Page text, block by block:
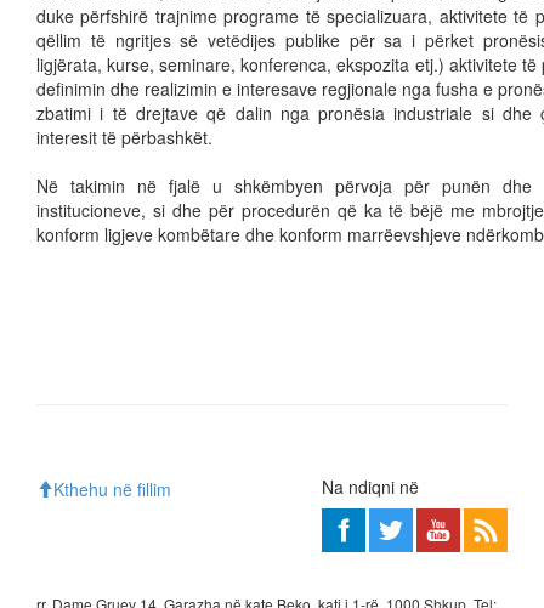
duke përfshirë trajnime programe të specializuara, aktivitete të
qëllim të ngritjes së vetëdijes publike për sa i përket
ligjërata, kurse, seminare, konferenca, ekspozita etj.) aktivitete të
definimin dhe realizimin e interesave regjionale nga fusha e
zbatimi i të drejtave që dalin nga pronësia industriale si dhe
interesit të përbashkët.
Në takimin në fjalë u shkëmbyen përvoja për punën dhe
institucioneve, si dhe për procedurën që ka të bëjë me
konform ligjeve kombëtare dhe konform marrëevshjeve
Kthehu në fillim Na ndiqni në
rr. Dame Gruev 14, Garazha në kate Beko, kati i 1-rë, 1000 Shkup, Tel: